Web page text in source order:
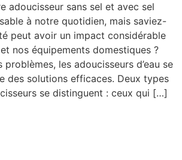
adoucisseur sans sel et avec sel
à notre quotidien, mais saviez-
peut avoir un impact considérable
nos équipements domestiques ?
problèmes, les adoucisseurs d’eau se
des solutions efficaces. Deux types
se distinguent : ceux qui […]